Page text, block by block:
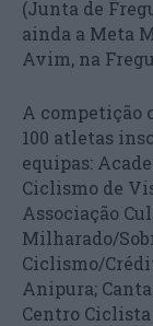
(Junta de
ainda a Meta
Avim, na
A competição
100 atletas
equipas:
Ciclismo de
Associação
Milharado/
Ciclismo/
Anipura;
Centro Ciclista